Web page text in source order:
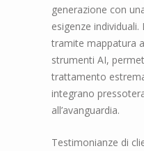
generazione con
esigenze
tramite mappatura
strumenti AI,
trattamento
integrano
all’avanguardia.
Testimonianze di